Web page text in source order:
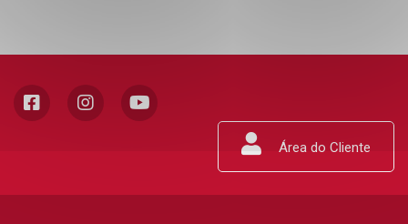
Área do Cliente